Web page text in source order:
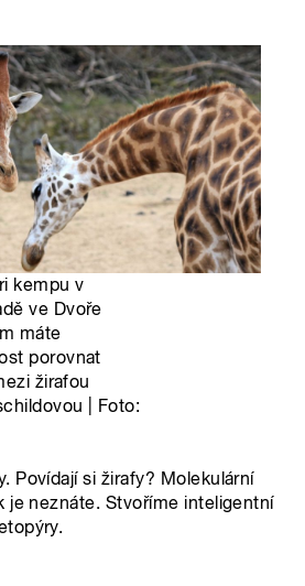
kempu v
ve Dvoře
máte
porovnat
žirafou
| Foto:
Povídají si žirafy? Molekulární
je neznáte. Stvoříme inteligentní